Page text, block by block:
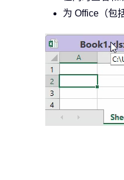
为 Office（包